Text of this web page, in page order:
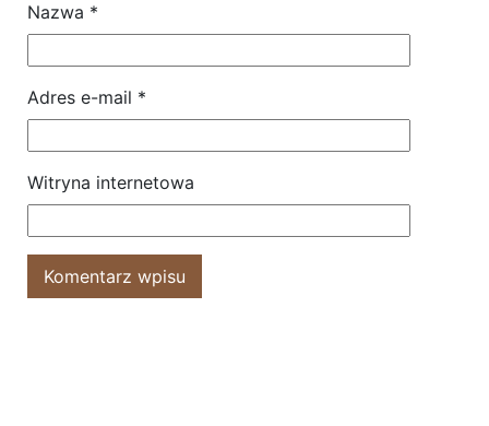
Nazwa *
Adres e-mail *
Witryna internetowa